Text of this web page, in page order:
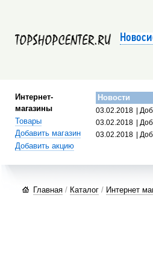
Интернет-
магазины
Товары
Добавить магазин
Добавить акцию
Новости
03.02.2018 |
03.02.2018
|
03.02.2018
|
Главная / Каталог / Интернет